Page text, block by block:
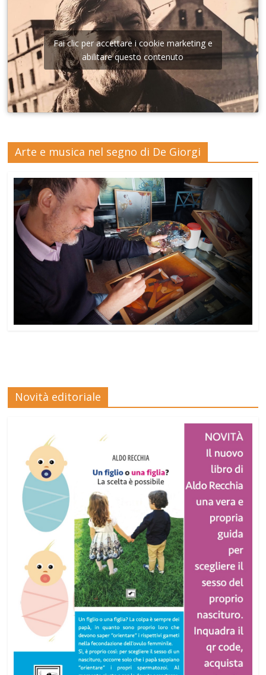
Fai clic per accettare i cookie marketing e
abilitare questo contenuto
Arte e musica nel segno di De Giorgi
Novità editoriale